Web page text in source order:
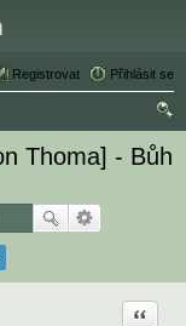
Přihlásit se
Registrovat
at
Thoma] - Bůh
Citace